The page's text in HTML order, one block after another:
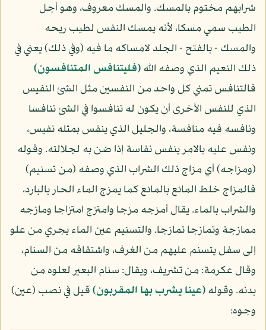
شرابهم مختوم بالمسك. والمسك معروف، وهو أجل
الطيب سمي مسكا، لأنه يمسك النفس لطيب ريحه
والمسك - بالفتح - الجلد لامساكه ما فيه (وفي ذلك) يعني في
ذلك النعيم الذي وصفه الله(فليتنافس المتنافسون)
فالتنافس تمني كل واحد من النفسين مثل الشئ النفيس
الذي للنفس الأخرى أن يكون له تنافسوا في الشئ تنافسا
ونافسه فيه منافسة، والجليل الذي ينفس بمثله نفيس،
ونفس عليه بالامر ينفس نفاسة إذا ضن به لجلالته. وقوله
(ومزاجه) أي مزاج ذلك الشراب الذي وصفه (من تسنيم)
فالمزاج خلط المائع بالمائع كما يمزج الماء الحار بالبارد،
والشراب بالماء. يقال أمزجه مزجا وامتزج امتزاجا ومازجه
ممازجة وتمازجا تمازجا. والتسنيم عين الماء يجري من علو
إلى سفل يتسنم عليهم من الغرف، واشتقاقه من السنام،
وقال عكرمة: من تشريف، ويقال: سنام البعير لعلوه من
بدنه. وقوله(عينا يشرب بها المقربون)قيل في نصب (عين)
وجوه: